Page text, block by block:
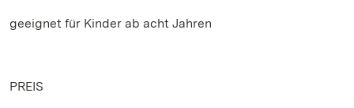
geeignet für Kinder ab acht Jahren
PREIS